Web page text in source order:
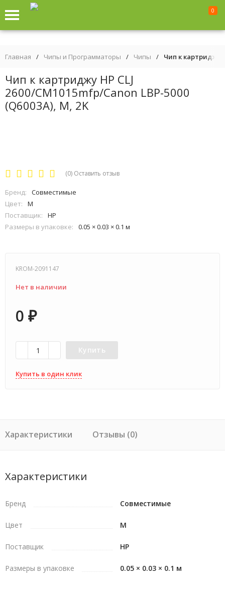
0
Главная / Чипы и Программаторы / Чипы / Чип к картриджу
Чип к картриджу HP CLJ
2600/CM1015mfp/Canon LBP-5000
(Q6003A), M, 2K
(0) Оставить отзыв
Бренд:
Совместимые
Цвет:
M
Поставщик:
HP
Размеры в упаковке:
0.05 × 0.03 × 0.1 м
KROM-2091147
Нет в наличии
0 ₽
Купить
Купить в один клик
Характеристики Отзывы (0)
Характеристики
Бренд Совместимые
Цвет M
Поставщик HP
Размеры в упаковке 0.05 × 0.03 × 0.1 м